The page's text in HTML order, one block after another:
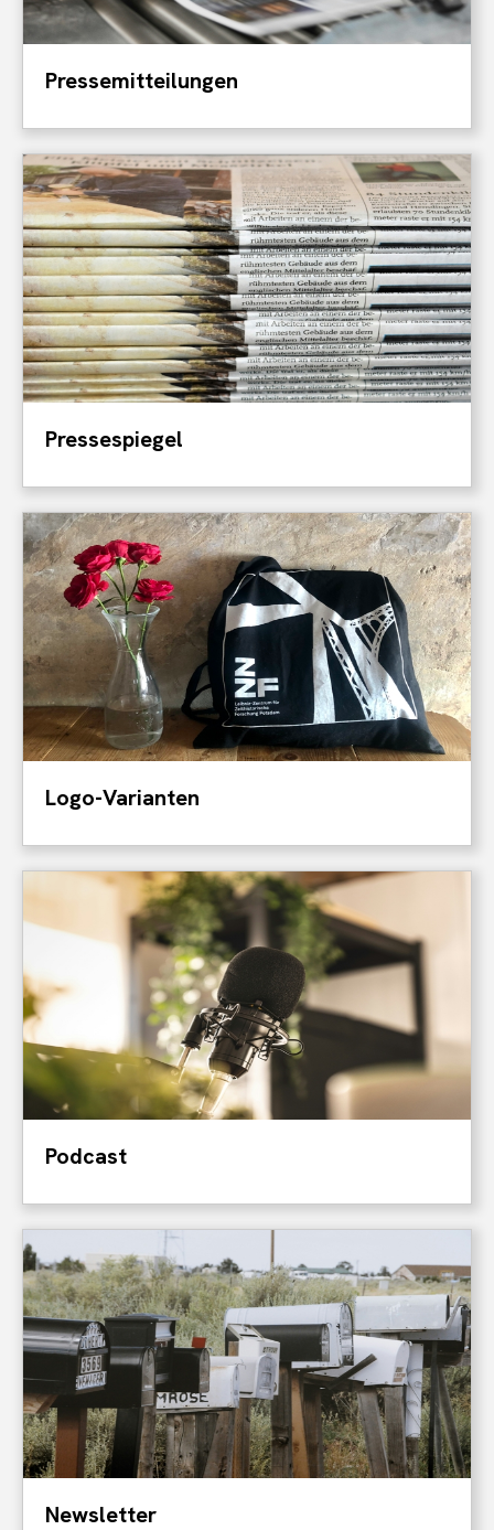
Pressemitteilungen
Pressespiegel
Logo-Varianten
Podcast
Newsletter